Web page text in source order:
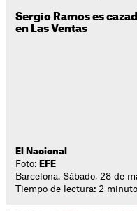
Sergio Ramos es
en Las Ventas
El Nacional
Foto: EFE
Barcelona. Sábado, 28 de
Tiempo de lectura: 2